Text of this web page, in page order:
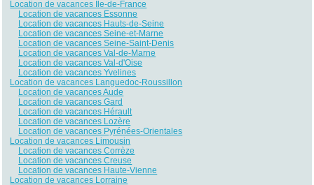
Location de vacances Île-de-France
Location de vacances Essonne
Location de vacances Hauts-de-Seine
Location de vacances Seine-et-Marne
Location de vacances Seine-Saint-Denis
Location de vacances Val-de-Marne
Location de vacances Val-d'Oise
Location de vacances Yvelines
Location de vacances Languedoc-Roussillon
Location de vacances Aude
Location de vacances Gard
Location de vacances Hérault
Location de vacances Lozère
Location de vacances Pyrénées-Orientales
Location de vacances Limousin
Location de vacances Corrèze
Location de vacances Creuse
Location de vacances Haute-Vienne
Location de vacances Lorraine